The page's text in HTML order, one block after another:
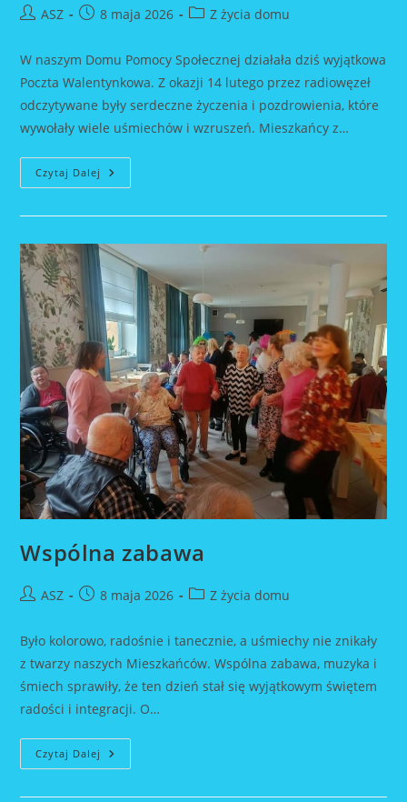
PostASZ
Post8 maja 2026
PostZ życia domu
W naszym Domu Pomocy Społecznej działała dziś wyjątkowa
Poczta Walentynkowa. Z okazji 14 lutego przez radiowęzeł
odczytywane były serdeczne życzenia i pozdrowienia, które
wywołały wiele uśmiechów i wzruszeń. Mieszkańcy z…
Czytaj Dalej Walentynki
Wspólna zabawa
PostASZ
Post8 maja 2026
PostZ życia domu
Było kolorowo, radośnie i tanecznie, a uśmiechy nie znikały
z twarzy naszych Mieszkańców. Wspólna zabawa, muzyka i
śmiech sprawiły, że ten dzień stał się wyjątkowym świętem
radości i integracji. O…
Czytaj Dalej Wspólna
Zabawa